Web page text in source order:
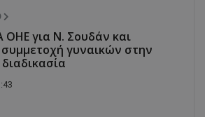
ΟΗΕ για Ν. Σουδάν και
συμμετοχή γυναικών στην